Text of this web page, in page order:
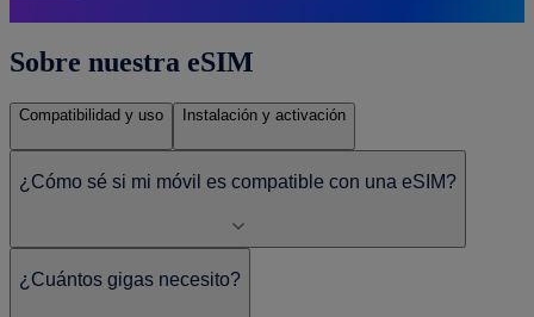
Sobre nuestra eSIM
Compatibilidad y uso Instalación y activación
¿Cómo sé si mi móvil es compatible con una eSIM?
¿Cuántos gigas necesito?